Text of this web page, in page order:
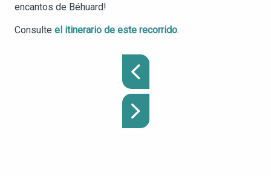
encantos de Béhuard!
Consulte el itinerario de este recorrido.